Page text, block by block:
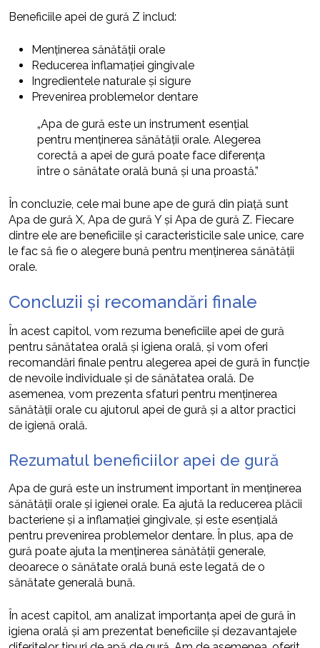
Beneficiile apei de gură Z includ:
Menținerea sănătății orale
Reducerea inflamației gingivale
Ingredientele naturale și sigure
Prevenirea problemelor dentare
„Apa de gură este un instrument esențial
pentru menținerea sănătății orale. Alegerea
corectă a apei de gură poate face diferența
între o sănătate orală bună și una proastă.”
În concluzie, cele mai bune ape de gură din piață sunt
Apa de gură X, Apa de gură Y și Apa de gură Z. Fiecare
dintre ele are beneficiile și caracteristicile sale unice, care
le fac să fie o alegere bună pentru menținerea sănătății
orale.
Concluzii și recomandări finale
În acest capitol, vom rezuma beneficiile apei de gură
pentru sănătatea orală și igiena orală, și vom oferi
recomandări finale pentru alegerea apei de gură în funcție
de nevoile individuale și de sănătatea orală. De
asemenea, vom prezenta sfaturi pentru menținerea
sănătății orale cu ajutorul apei de gură și a altor practici
de igienă orală.
Rezumatul beneficiilor apei de gură
Apa de gură este un instrument important în menținerea
sănătății orale și igienei orale. Ea ajută la reducerea plăcii
bacteriene și a inflamației gingivale, și este esențială
pentru prevenirea problemelor dentare. În plus, apa de
gură poate ajuta la menținerea sănătății generale,
deoarece o sănătate orală bună este legată de o
sănătate generală bună.
În acest capitol, am analizat importanța apei de gură în
igiena orală și am prezentat beneficiile și dezavantajele